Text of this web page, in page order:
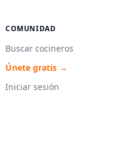
COMUNIDAD
Buscar cocineros
Únete gratis →
Iniciar sesión